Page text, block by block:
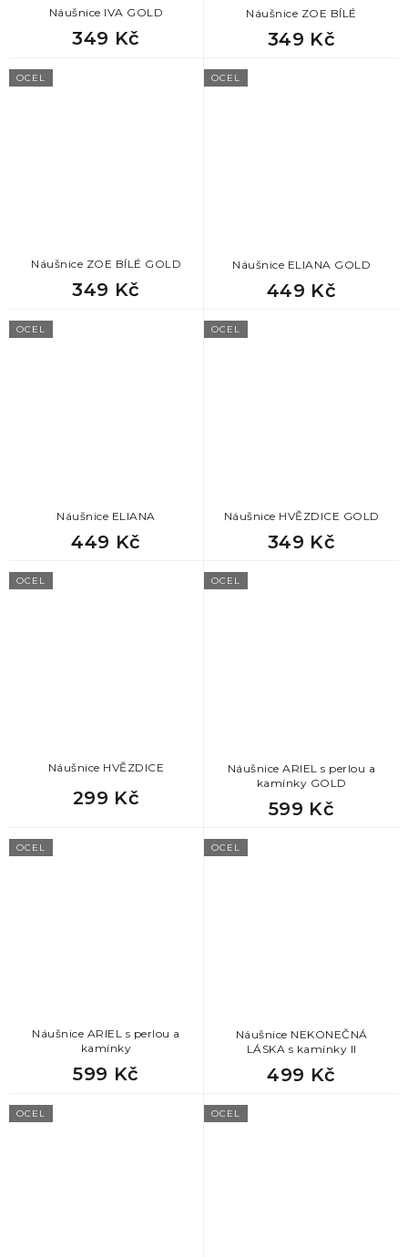
Náušnice IVA GOLD
349 Kč
Náušnice ZOE BÍLÉ
349 Kč
OCEL
Náušnice ZOE BÍLÉ GOLD
349 Kč
OCEL
Náušnice ELIANA GOLD
449 Kč
OCEL
Náušnice ELIANA
449 Kč
OCEL
Náušnice HVĚZDICE GOLD
349 Kč
OCEL
Náušnice HVĚZDICE
299 Kč
OCEL
Náušnice ARIEL s perlou a
kamínky GOLD
599 Kč
OCEL
Náušnice ARIEL s perlou a
kamínky
599 Kč
OCEL
Náušnice NEKONEČNÁ
LÁSKA s kamínky II
499 Kč
OCEL OCEL